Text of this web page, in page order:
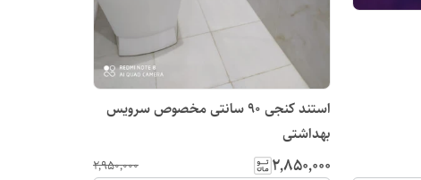
استند کنجی 90 سانتی مخصوص سرویس
بهداشتی
۲٬۸۵۰٬۰۰۰ ۲٬۹۵۰٬۰۰۰